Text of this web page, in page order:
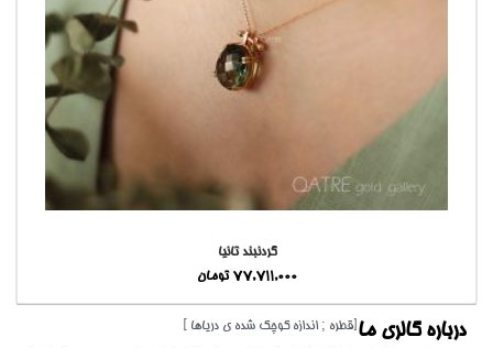
گردنبند تانیا
77,711,000 تومان
درباره گالری ما [قطره ; اندازه کوچک شده ی دریاها ]